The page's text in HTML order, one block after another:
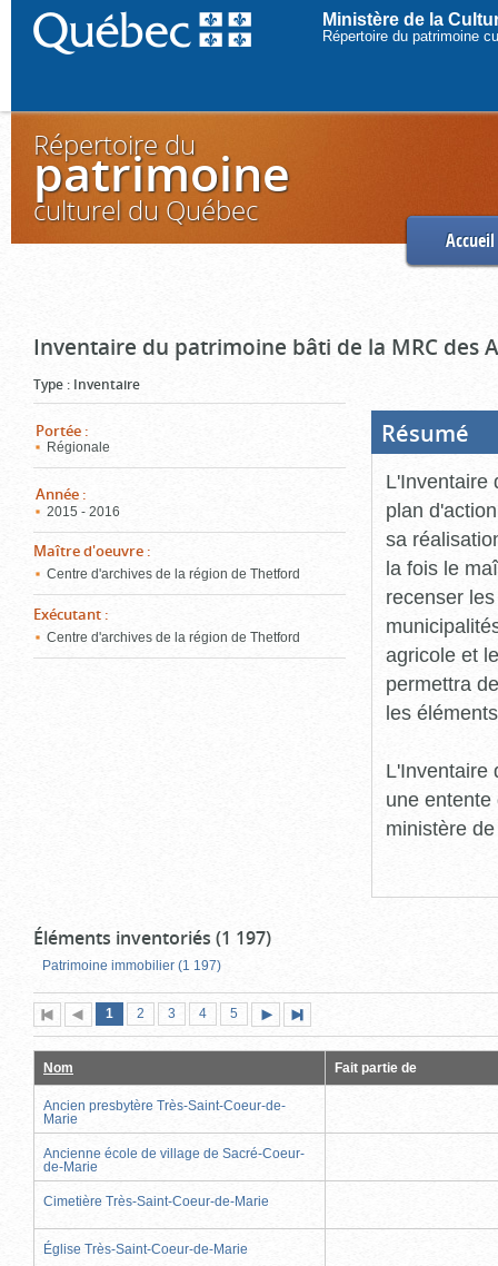
Ministère de la
Répertoire du patrimoine
Répertoire du
patrimoine
culturel du Québec
Accueil
Inventaire du patrimoine bâti de la MRC des
Type : Inventaire
Portée :
Régionale
Année :
2015 - 2016
Maître d'oeuvre :
Centre d'archives de la région de Thetford
Exécutant :
Centre d'archives de la région de Thetford
Résumé
L'Inventaire
plan
sa
la fois le
recenser
agricole et
permettra
les
L'Inventaire
une
ministère
Éléments inventoriés (1 197)
Patrimoine immobilier (1 197)
Première
page
Page
précédente
Page
1 (page
actuelle)
Page
2 Page
3 Page
4 Page
5
suivante
page
Nom Fait partie de
Ancien presbytère Très-Saint-Coeur-de-
Marie
Ancienne école de village de Sacré-Coeur-
de-Marie
Cimetière Très-Saint-Coeur-de-Marie
Église Très-Saint-Coeur-de-Marie